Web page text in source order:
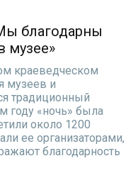
благодарны
музее»
краеведческом
музеев и
традиционный
году «ночь» была
около 1200
ее организаторами,
благодарность